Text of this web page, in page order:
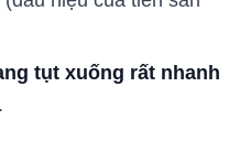
tụt xuống rất nhanh